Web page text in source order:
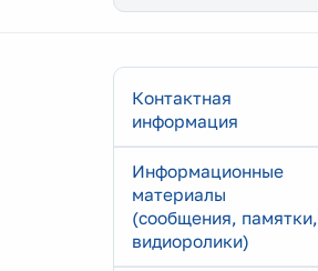
Контактная
информация
Информационные
материалы
(сообщения, памятки,
видиоролики)